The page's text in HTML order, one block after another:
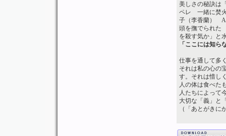
美しさの秘訣は
ペレ 一緒に焚
子（李香蘭） A
頭を撫でられた
を殺す気か」
「ここには知ら
仕事を通して多
それは私の心の
す。それは惜し
人の体は食べた
人たちによって
大切な「義」と
（「あとがきに